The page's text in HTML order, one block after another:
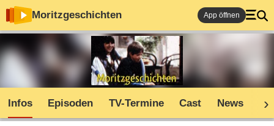
Moritzgeschichten App öffnen
Infos Episoden TV-Termine Cast News